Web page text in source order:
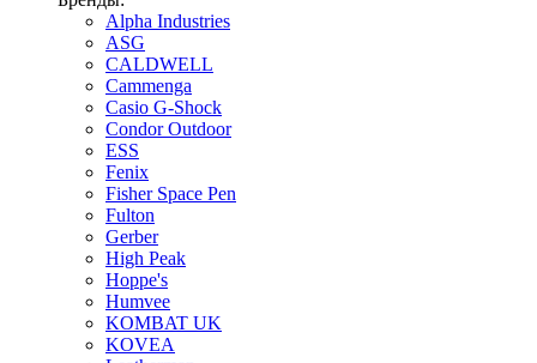
Alpha Industries
ASG
CALDWELL
Cammenga
Casio G-Shock
Condor Outdoor
ESS
Fenix
Fisher Space Pen
Fulton
Gerber
High Peak
Hoppe's
Humvee
KOMBAT UK
KOVEA